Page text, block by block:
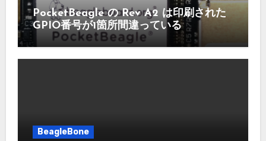
PocketBeagle の Rev A2 は印刷された
GPIO番号が1箇所間違っている
BeagleBone